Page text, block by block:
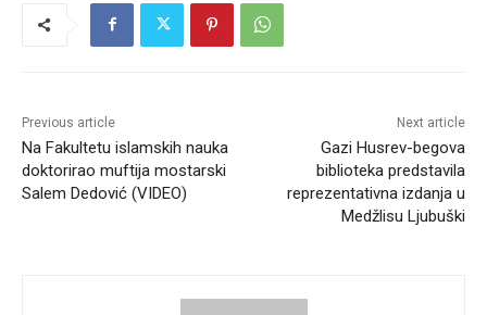
Previous article
Na Fakultetu islamskih nauka
doktorirao muftija mostarski
Salem Dedović (VIDEO)
Next article
Gazi Husrev-begova
biblioteka predstavila
reprezentativna izdanja u
Medžlisu Ljubuški